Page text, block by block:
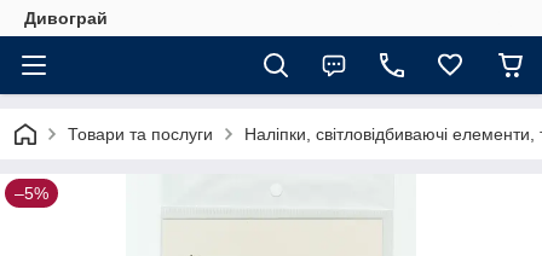
Дивограй
Товари та послуги Наліпки, світловідбиваючі
–5%